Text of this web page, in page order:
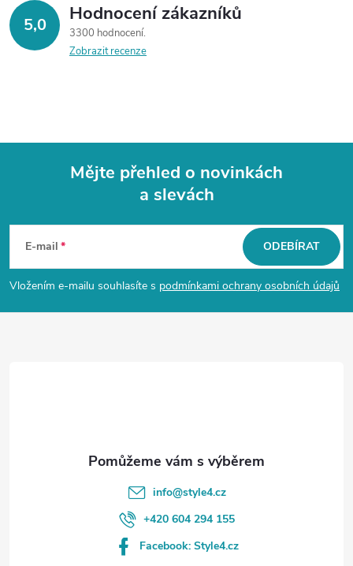
5,0 Hodnocení zákazníků
3300 hodnocení
Zobrazit recenze
p
a
Mějte přehled o novinkách
a slevách
E-mail
Vložením e-mailu souhlasíte s podmínkami ochrany osobních údajů
ODEBÍRAT
info@style4.cz
+420 604 294 155
Facebook: Style4.cz